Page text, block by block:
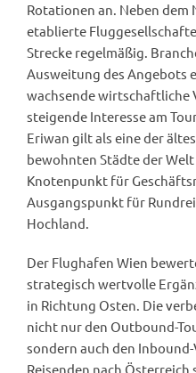
Rotationen an. Neben dem
etablierte
Strecke regelmäßig.
Ausweitung des Angebots
wachsende wirtschaftliche
steigende Interesse am
Eriwan gilt als eine der
bewohnten Städte der
Knotenpunkt für
Ausgangspunkt für
Hochland.
Der Flughafen Wien
strategisch wertvolle
in Richtung Osten. Die
nicht nur den Outbound-
sondern auch den
Reisenden nach